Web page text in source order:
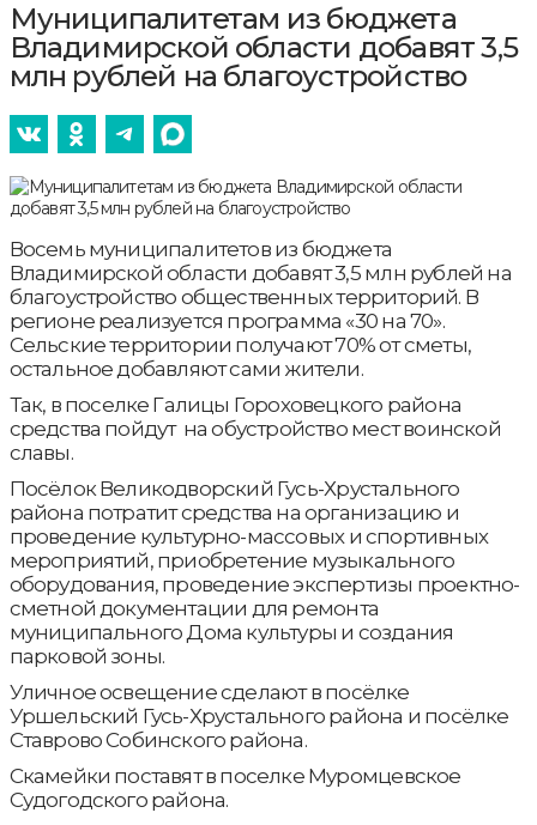
Муниципалитетам из бюджета
Владимирской области добавят 3,5
млн рублей на благоустройство
Восемь муниципалитетов из бюджета
Владимирской области добавят 3,5 млн рублей на
благоустройство общественных территорий. В
регионе реализуется программа «30 на 70».
Сельские территории получают 70% от сметы,
остальное добавляют сами жители.
Так, в поселке Галицы Гороховецкого района
средства пойдут на обустройство мест воинской
славы.
Посёлок Великодворский Гусь-Хрустального
района потратит средства на организацию и
проведение культурно-массовых и спортивных
мероприятий, приобретение музыкального
оборудования, проведение экспертизы проектно-
сметной документации для ремонта
муниципального Дома культуры и создания
парковой зоны.
Уличное освещение сделают в посёлке
Уршельский Гусь-Хрустального района и посёлке
Ставрово Собинского района.
Скамейки поставят в поселке Муромцевское
Судогодского района.